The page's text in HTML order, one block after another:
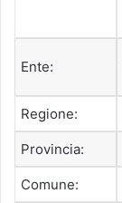
Ente:
Regione:
Provincia:
Comune: